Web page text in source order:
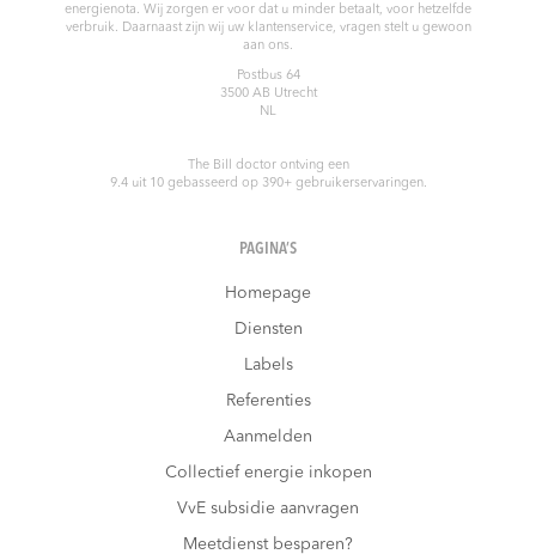
energienota. Wij zorgen er voor dat u minder betaalt, voor hetzelfde
verbruik. Daarnaast zijn wij uw klantenservice, vragen stelt u gewoon
aan ons.
Postbus 64
3500 AB Utrecht
NL
The Bill doctorontving een
9.4uit 10gebasseerd op 390+ gebruikerservaringen.
PAGINA’S
Homepage
Diensten
Labels
Referenties
Aanmelden
Collectief energie inkopen
VvE subsidie aanvragen
Meetdienst besparen?